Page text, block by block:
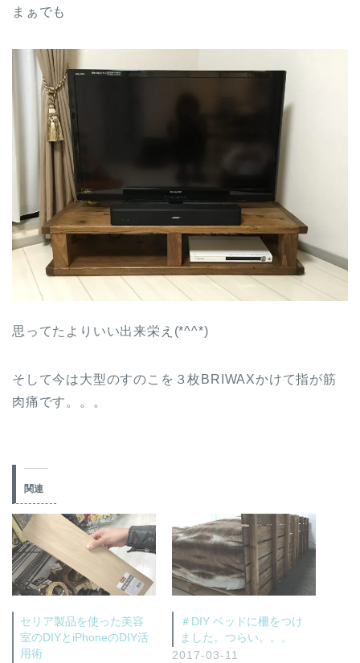
まぁでも
思ってたよりいい出来栄え(*^^*)
そして今は大型のすのこを３枚BRIWAXかけて指が筋
肉痛です。。。
関連
セリア製品を使った美容
室のDIYとiPhoneのDIY活
用術
＃DIY ベッドに柵をつけ
ました。つらい。。。
2017-03-11